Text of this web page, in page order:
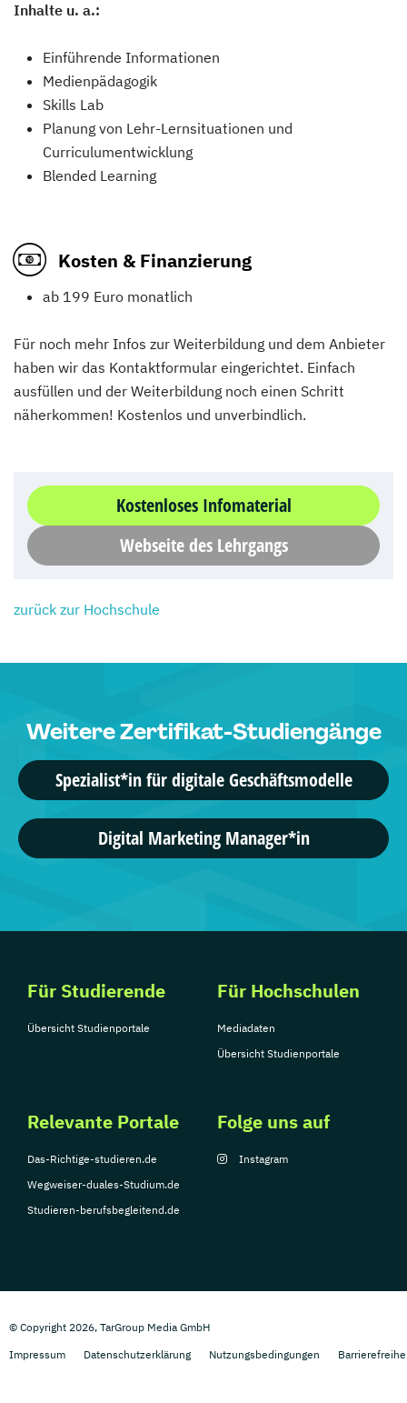
Inhalte u. a.:
Einführende Informationen
Medienpädagogik
Skills Lab
Planung von Lehr-Lernsituationen und
Curriculumentwicklung
Blended Learning
Kosten & Finanzierung
ab 199 Euro monatlich
Für noch mehr Infos zur Weiterbildung und dem Anbieter
haben wir das Kontaktformular eingerichtet. Einfach
ausfüllen und der Weiterbildung noch einen Schritt
näherkommen! Kostenlos und unverbindlich.
Kostenloses Infomaterial
Webseite des Lehrgangs
zurück zur Hochschule
Weitere Zertifikat-Studiengänge
Spezialist*in für digitale Geschäftsmodelle
Digital Marketing Manager*in
Für Studierende
Übersicht Studienportale
Für Hochschulen
Mediadaten
Übersicht Studienportale
Relevante Portale
Das-Richtige-studieren.de
Wegweiser-duales-Studium.de
Studieren-berufsbegleitend.de
Folge uns auf
Instagram
© Copyright 2026, TarGroup Media GmbH
Impressum
Datenschutzerklärung Nutzungsbedingungen